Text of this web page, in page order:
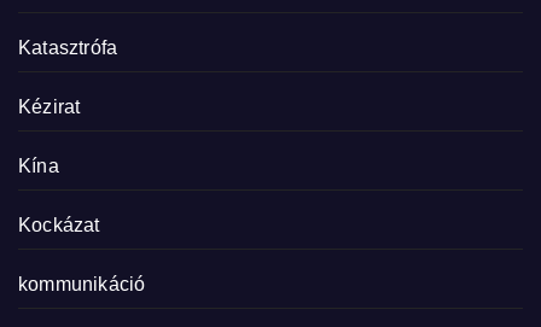
Katasztrófa
Kézirat
Kína
Kockázat
kommunikáció